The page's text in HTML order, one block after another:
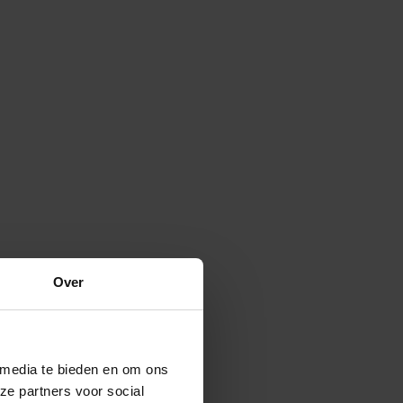
Over
te bieden en om ons
partners voor social
Verspreide vorm